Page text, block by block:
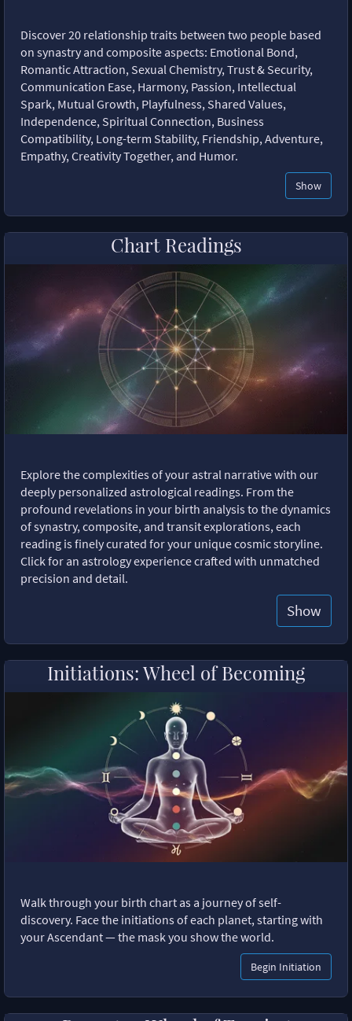
Discover 20 relationship traits between two people based
on synastry and composite aspects: Emotional Bond,
Romantic Attraction, Sexual Chemistry, Trust & Security,
Communication Ease, Harmony, Passion, Intellectual
Spark, Mutual Growth, Playfulness, Shared Values,
Independence, Spiritual Connection, Business
Compatibility, Long-term Stability, Friendship, Adventure,
Empathy, Creativity Together, and Humor.
Show
Chart Readings
Explore the complexities of your astral narrative with our
deeply personalized astrological readings. From the
profound revelations in your birth analysis to the dynamics
of synastry, composite, and transit explorations, each
reading is finely curated for your unique cosmic storyline.
Click for an astrology experience crafted with unmatched
precision and detail.
Show
Initiations: Wheel of Becoming
Walk through your birth chart as a journey of self-
discovery. Face the initiations of each planet, starting with
your Ascendant — the mask you show the world.
Begin Initiation